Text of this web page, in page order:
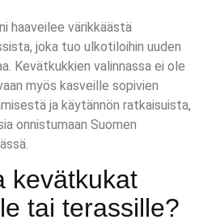
haaveilee värikkäästä
joka tuo ulkotiloihin uuden
Kevätkukkien valinnassa ei ole
myös kasveille sopivien
ja käytännön ratkaisuista,
onnistumaan Suomen
kevätkukat
tai terassille?